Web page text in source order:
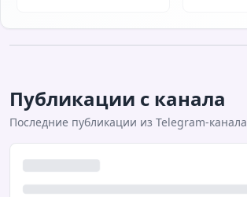
Публикации с канала
Последние публикации из Telegram-канала